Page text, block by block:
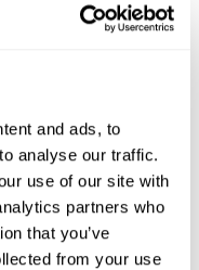
and ads, to
analyse our traffic.
use of our site with
partners who
that you’ve
from your use
31.10.2025 20:38:00
3 000 Kč
10 000 Kč